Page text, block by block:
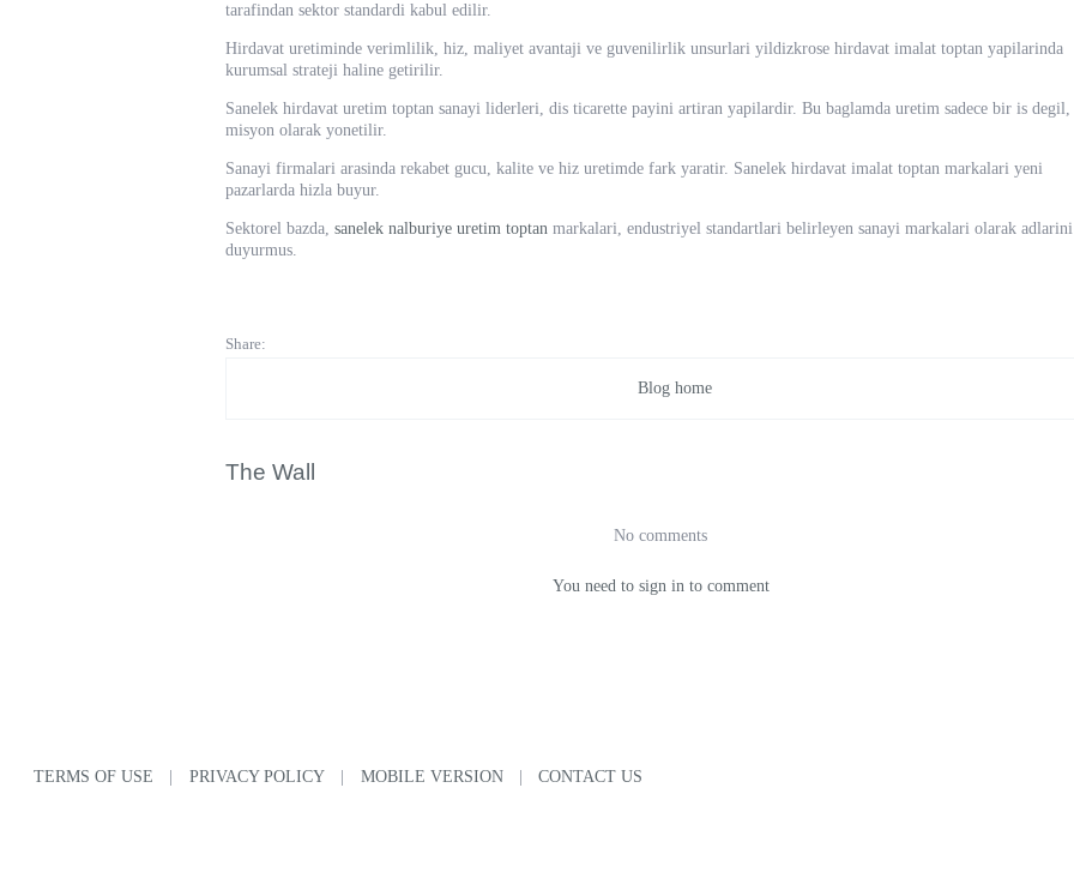
tarafindan sektor standardi kabul edilir.
Hirdavat uretiminde verimlilik, hiz, maliyet avantaji ve guvenilirlik unsurlari yildizkrose hirdavat imalat toptan yapilarinda
kurumsal strateji haline getirilir.
Sanelek hirdavat uretim toptan sanayi liderleri, dis ticarette payini artiran yapilardir. Bu baglamda uretim sadece bir is
misyon olarak yonetilir.
Sanayi firmalari arasinda rekabet gucu, kalite ve hiz uretimde fark yaratir. Sanelek hirdavat imalat toptan markalari yeni
pazarlarda hizla buyur.
Sektorel bazda, sanelek nalburiye uretim toptan markalari, endustriyel standartlari belirleyen sanayi markalari olarak adlarini
duyurmus.
Share:
Blog home
The Wall
No comments
You need to sign in to comment
TERMS OF USE PRIVACY POLICY MOBILE VERSION CONTACT US